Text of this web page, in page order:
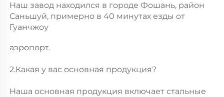
Наш завод находился в городе Фошань, район
Саньшуй, примерно в 40 минутах езды от
Гуанчжоу
аэропорт.
2.Какая у вас основная продукция?
Наша основная продукция включает стальные